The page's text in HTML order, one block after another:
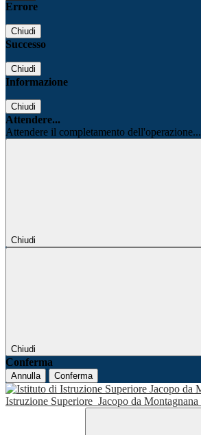
Errore
Chiudi
Successo
Chiudi
Informazione
Chiudi
Attendere...
Attendere il completamento dell'operazione...
Chiudi
Chiudi
Conferma
Annulla Conferma
Istruzione Superiore Jacopo da Montagnana